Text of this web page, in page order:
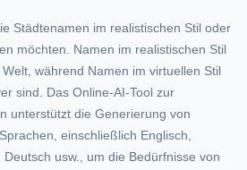
Städtenamen im realistischen Stil oder
möchten. Namen im realistischen Stil
während Namen im virtuellen Stil
sind. Das Online-AI-Tool zur
unterstützt die Generierung von
einschließlich Englisch,
usw., um die Bedürfnisse von